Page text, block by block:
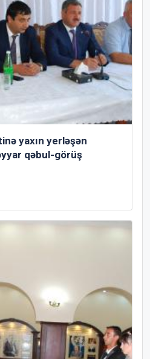
yaxın yerləşən
qəbul-görüş